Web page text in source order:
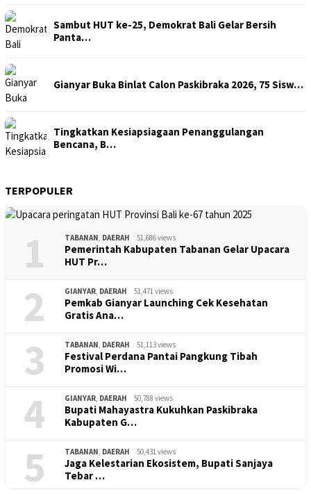
Sambut HUT ke-25, Demokrat Bali Gelar Bersih
Panta…
Gianyar Buka Binlat Calon Paskibraka 2026, 75 Sisw…
Tingkatkan Kesiapsiagaan Penanggulangan
Bencana, B…
TERPOPULER
1 TABANAN, DAERAH 51,686 views
Pemerintah Kabupaten Tabanan Gelar Upacara
HUT Pr…
2 GIANYAR, DAERAH 51,471 views
Pemkab Gianyar Launching Cek Kesehatan
Gratis Ana…
3 TABANAN, DAERAH 51,113 views
Festival Perdana Pantai Pangkung Tibah
Promosi Wi…
4 GIANYAR, DAERAH 50,788 views
Bupati Mahayastra Kukuhkan Paskibraka
Kabupaten G…
5 TABANAN, DAERAH 50,431 views
Jaga Kelestarian Ekosistem, Bupati Sanjaya
Tebar …